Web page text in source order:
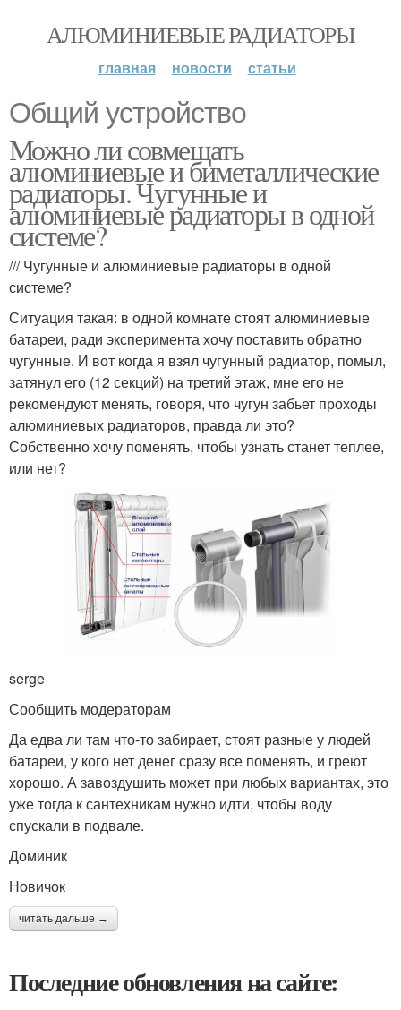
АЛЮМИНИЕВЫЕ РАДИАТОРЫ
главная новости статьи
Общий устройство
Можно ли совмещать
алюминиевые и биметаллические
радиаторы. Чугунные и
алюминиевые радиаторы в одной
системе?
/// Чугунные и алюминиевые радиаторы в одной
системе?
Ситуация такая: в одной комнате стоят алюминиевые
батареи, ради эксперимента хочу поставить обратно
чугунные. И вот когда я взял чугунный радиатор, помыл,
затянул его (12 секций) на третий этаж, мне его не
рекомендуют менять, говоря, что чугун забьет проходы
алюминиевых радиаторов, правда ли это?
Собственно хочу поменять, чтобы узнать станет теплее,
или нет?
serge
Сообщить модераторам
Да едва ли там что-то забирает, стоят разные у людей
батареи, у кого нет денег сразу все поменять, и греют
хорошо. А завоздушить может при любых вариантах, это
уже тогда к сантехникам нужно идти, чтобы воду
спускали в подвале.
Доминик
Новичок
читать дальше →
Последние обновления на сайте: